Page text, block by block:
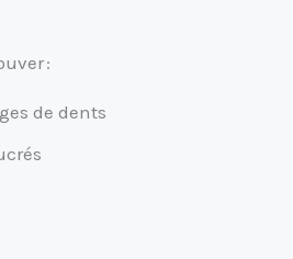
:
de dents